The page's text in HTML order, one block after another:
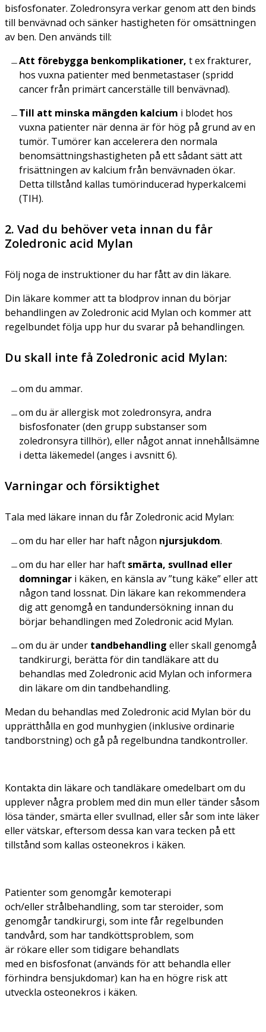
bisfosfonater. Zoledronsyra verkar genom att den binds
till benvävnad och sänker hastigheten för omsättningen
av ben. Den används till:
Att förebygga benkomplikationer, t ex frakturer,
hos vuxna patienter med benmetastaser (spridd
cancer från primärt cancerställe till benvävnad).
Till att minska mängden kalcium i blodet hos
vuxna patienter när denna är för hög på grund av en
tumör. Tumörer kan accelerera den normala
benomsättningshastigheten på ett sådant sätt att
frisättningen av kalcium från benvävnaden ökar.
Detta tillstånd kallas tumörinducerad hyperkalcemi
(TIH).
2. Vad du behöver veta innan du får
Zoledronic acid Mylan
Följ noga de instruktioner du har fått av din läkare.
Din läkare kommer att ta blodprov innan du börjar
behandlingen av Zoledronic acid Mylan och kommer att
regelbundet följa upp hur du svarar på behandlingen.
Du skall inte få Zoledronic acid Mylan:
om du ammar.
om du är allergisk mot zoledronsyra, andra
bisfosfonater (den grupp substanser som
zoledronsyra tillhör), eller något annat innehållsämne
i detta läkemedel (anges i avsnitt 6).
Varningar och försiktighet
Tala med läkare innan du får Zoledronic acid Mylan:
om du har eller har haft någon njursjukdom.
om du har eller har haft smärta, svullnad eller
domningar i käken, en känsla av ”tung käke” eller att
någon tand lossnat. Din läkare kan rekommendera
dig att genomgå en tandundersökning innan du
börjar behandlingen med Zoledronic acid Mylan.
om du är under tandbehandling eller skall genomgå
tandkirurgi, berätta för din tandläkare att du
behandlas med Zoledronic acid Mylan och informera
din läkare om din tandbehandling.
Medan du behandlas med Zoledronic acid Mylan bör du
upprätthålla en god munhygien (inklusive ordinarie
tandborstning) och gå på regelbundna tandkontroller.
Kontakta din läkare och tandläkare omedelbart om du
upplever några problem med din mun eller tänder såsom
lösa tänder, smärta eller svullnad, eller sår som inte läker
eller vätskar, eftersom dessa kan vara tecken på ett
tillstånd som kallas osteonekros i käken.
Patienter som genomgår kemoterapi
och/eller strålbehandling, som tar steroider, som
genomgår tandkirurgi, som inte får regelbunden
tandvård, som har tandköttsproblem, som
är rökare eller som tidigare behandlats
med en bisfosfonat (används för att behandla eller
förhindra bensjukdomar) kan ha en högre risk att
utveckla osteonekros i käken.